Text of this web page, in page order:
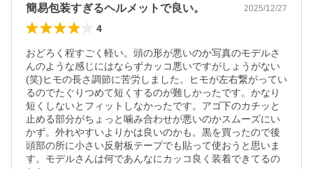
簡易包装すぎるヘルメットで良い。 2025/12/27
4
おどろく程すごく軽い。頭の形が悪いのか写真のモデルさ
んのような感じにはならずカッコ悪いですがしょうがない
(笑)ヒモの長さ調節に苦労しました。ヒモが左右繋がってい
るのでたぐりつめて短くするのが難しかったです。かなり
短くしないとフィットしなかったです。アゴ下のカチッと
止める部分がちょっと噛み合わせが悪いのかスムーズにい
かず。外れやすいよりかは良いのかも。黒を買ったので後
頭部の所に小さい反射板テープでも貼って使おうと思いま
す。モデルさんは何であんなにカッコ良く装着できてるの